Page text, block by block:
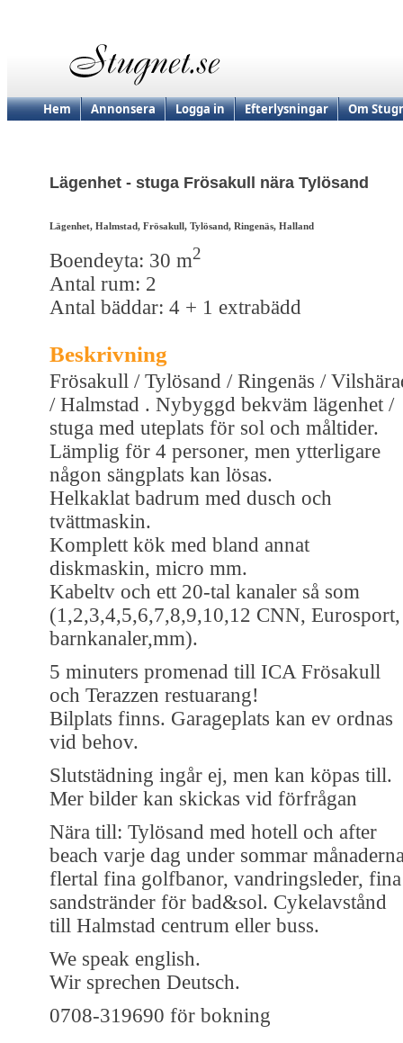
Hem Annonsera Logga in Efterlysningar Om
Lägenhet - stuga Frösakull nära Tylösand
Lägenhet, Halmstad, Frösakull, Tylösand, Ringenäs, Halland
Boendeyta: 30 m2
Antal rum: 2
Antal bäddar: 4 + 1 extrabädd
Beskrivning
Frösakull / Tylösand / Ringenäs /
/ Halmstad . Nybyggd bekväm lägenhet /
stuga med uteplats för sol och måltider.
Lämplig för 4 personer, men ytterligare
någon sängplats kan lösas.
Helkaklat badrum med dusch och
tvättmaskin.
Komplett kök med bland annat
diskmaskin, micro mm.
Kabeltv och ett 20-tal kanaler så som
(1,2,3,4,5,6,7,8,9,10,12 CNN, Eurosport,
barnkanaler,mm).
5 minuters promenad till ICA Frösakull
och Terazzen restuarang!
Bilplats finns. Garageplats kan ev ordnas
vid behov.
Slutstädning ingår ej, men kan köpas till.
Mer bilder kan skickas vid förfrågan
Nära till: Tylösand med hotell och after
beach varje dag under sommar
flertal fina golfbanor, vandringsleder, fina
sandstränder för bad&sol. Cykelavstånd
till Halmstad centrum eller buss.
We speak english.
Wir sprechen Deutsch.
0708-319690 för bokning